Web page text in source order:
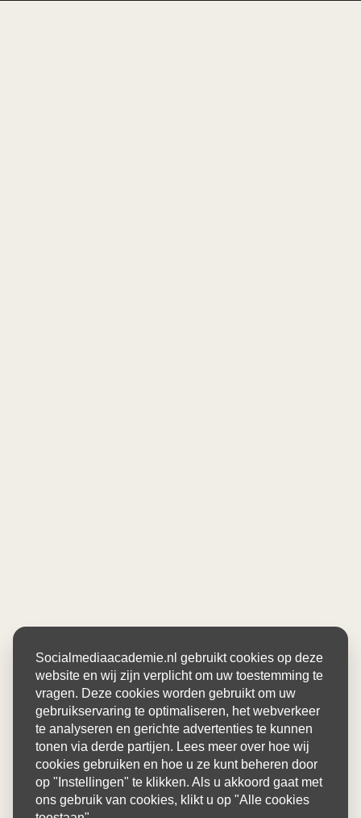
Socialmediaacademie.nl gebruikt cookies op deze
website en wij zijn verplicht om uw toestemming te
vragen. Deze cookies worden gebruikt om uw
gebruikservaring te optimaliseren, het webverkeer
te analyseren en gerichte advertenties te kunnen
tonen via derde partijen. Lees meer over hoe wij
cookies gebruiken en hoe u ze kunt beheren door
op "Instellingen" te klikken. Als u akkoord gaat met
ons gebruik van cookies, klikt u op "Alle cookies